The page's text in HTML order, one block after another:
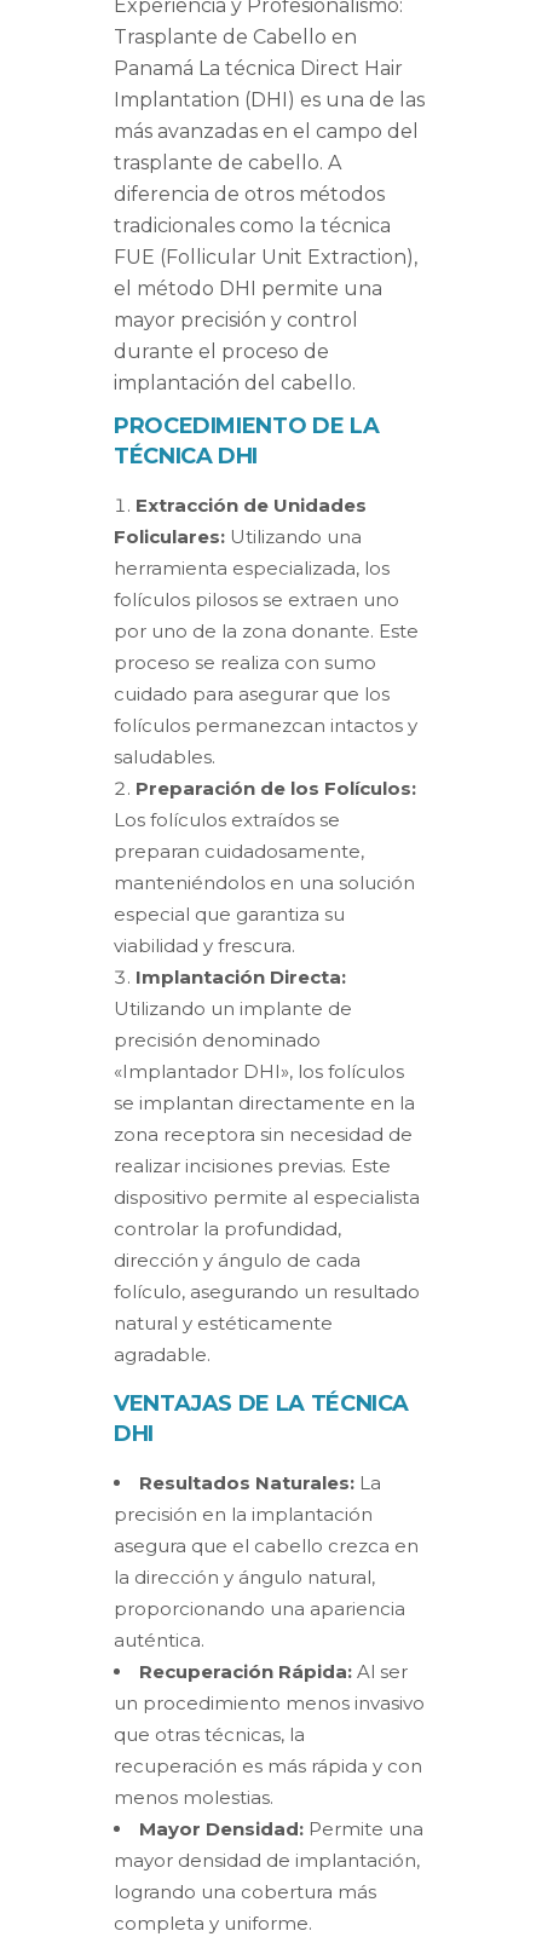
Experiencia y Profesionalismo:
Trasplante de Cabello en
Panamá La técnica Direct Hair
Implantation (DHI) es una de las
más avanzadas en el campo del
trasplante de cabello. A
diferencia de otros métodos
tradicionales como la técnica
FUE (Follicular Unit Extraction),
el método DHI permite una
mayor precisión y control
durante el proceso de
implantación del cabello.
PROCEDIMIENTO DE LA
TÉCNICA DHI
Extracción de Unidades
Foliculares: Utilizando una
herramienta especializada, los
folículos pilosos se extraen uno
por uno de la zona donante. Este
proceso se realiza con sumo
cuidado para asegurar que los
folículos permanezcan intactos y
saludables.
Preparación de los Folículos:
Los folículos extraídos se
preparan cuidadosamente,
manteniéndolos en una solución
especial que garantiza su
viabilidad y frescura.
Implantación Directa:
Utilizando un implante de
precisión denominado
«Implantador DHI», los folículos
se implantan directamente en la
zona receptora sin necesidad de
realizar incisiones previas. Este
dispositivo permite al especialista
controlar la profundidad,
dirección y ángulo de cada
folículo, asegurando un resultado
natural y estéticamente
agradable.
VENTAJAS DE LA TÉCNICA
DHI
Resultados Naturales: La
precisión en la implantación
asegura que el cabello crezca en
la dirección y ángulo natural,
proporcionando una apariencia
auténtica.
Recuperación Rápida: Al ser
un procedimiento menos invasivo
que otras técnicas, la
recuperación es más rápida y con
menos molestias.
Mayor Densidad: Permite una
mayor densidad de implantación,
logrando una cobertura más
completa y uniforme.